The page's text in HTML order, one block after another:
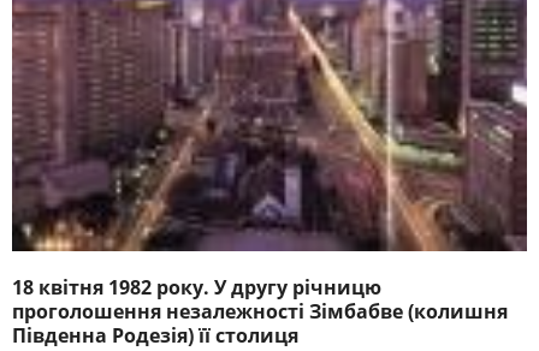
18 квітня 1982 року. У другу річницю
проголошення незалежності Зімбабве (колишня
Південна Родезія) її столиця